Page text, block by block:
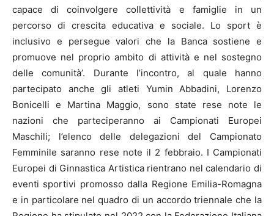
capace di coinvolgere collettività e famiglie in un
percorso di crescita educativa e sociale. Lo sport è
inclusivo e persegue valori che la Banca sostiene e
promuove nel proprio ambito di attività e nel sostegno
delle comunità’. Durante l’incontro, al quale hanno
partecipato anche gli atleti Yumin Abbadini, Lorenzo
Bonicelli e Martina Maggio, sono state rese note le
nazioni che parteciperanno ai Campionati Europei
Maschili; l’elenco delle delegazioni del Campionato
Femminile saranno rese note il 2 febbraio. I Campionati
Europei di Ginnastica Artistica rientrano nel calendario di
eventi sportivi promosso dalla Regione Emilia-Romagna
e in particolare nel quadro di un accordo triennale che la